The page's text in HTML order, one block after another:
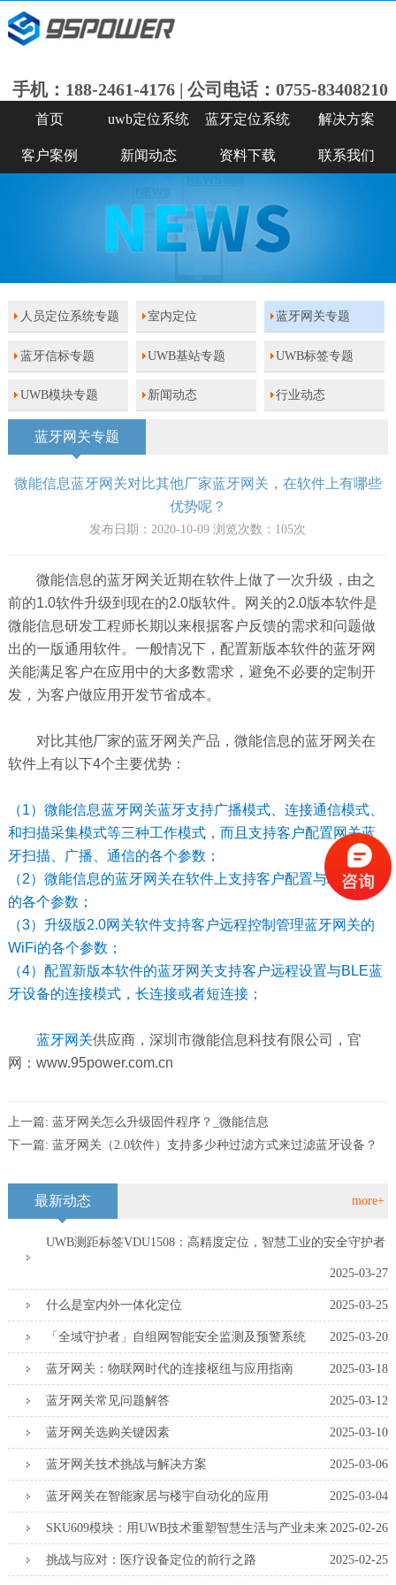
手机：188-2461-4176 | 公司电话：0755-83408210
首页 uwb定位系统 蓝牙定位系统 解决方案
客户案例 新闻动态 资料下载 联系我们
人员定位系统专题 室内定位 蓝牙网关专题
蓝牙信标专题 UWB基站专题 UWB标签专题
UWB模块专题 新闻动态 行业动态
蓝牙网关专题
微能信息蓝牙网关对比其他厂家蓝牙网关，在软件上有哪些
优势呢？
发布日期：2020-10-09 浏览次数： 105次
微能信息的蓝牙网关近期在软件上做了一次升级，由之
前的1.0软件升级到现在的2.0版软件。网关的2.0版本软件是
微能信息研发工程师长期以来根据客户反馈的需求和问题做
出的一版通用软件。一般情况下，配置新版本软件的蓝牙网
关能满足客户在应用中的大多数需求，避免不必要的定制开
发，为客户做应用开发节省成本。
对比其他厂家的蓝牙网关产品，微能信息的蓝牙网关在
软件上有以下4个主要优势：
（1）微能信息蓝牙网关蓝牙支持广播模式、连接通信模式、
和扫描采集模式等三种工作模式，而且支持客户配置网关蓝
牙扫描、广播、通信的各个参数；
（2）微能信息的蓝牙网关在软件上支持客户配置与APP通信
的各个参数；
（3）升级版2.0网关软件支持客户远程控制管理蓝牙网关的
WiFi的各个参数；
（4）配置新版本软件的蓝牙网关支持客户远程设置与BLE蓝
牙设备的连接模式，长连接或者短连接；
蓝牙网关供应商，深圳市微能信息科技有限公司，官
网：www.95power.com.cn
上一篇: 蓝牙网关怎么升级固件程序？_微能信息
下一篇: 蓝牙网关（2.0软件）支持多少种过滤方式来过滤蓝牙设备？
最新动态 more+
UWB测距标签VDU1508：高精度定位，智慧工业的安全守护者
2025-03-27
什么是室内外一体化定位 2025-03-25
「全域守护者」自组网智能安全监测及预警系统 2025-03-20
蓝牙网关：物联网时代的连接枢纽与应用指南 2025-03-18
蓝牙网关常见问题解答 2025-03-12
蓝牙网关选购关键因素 2025-03-10
蓝牙网关技术挑战与解决方案 2025-03-06
蓝牙网关在智能家居与楼宇自动化的应用 2025-03-04
SKU609模块：用UWB技术重塑智慧生活与产业未来 2025-02-26
挑战与应对：医疗设备定位的前行之路 2025-02-25